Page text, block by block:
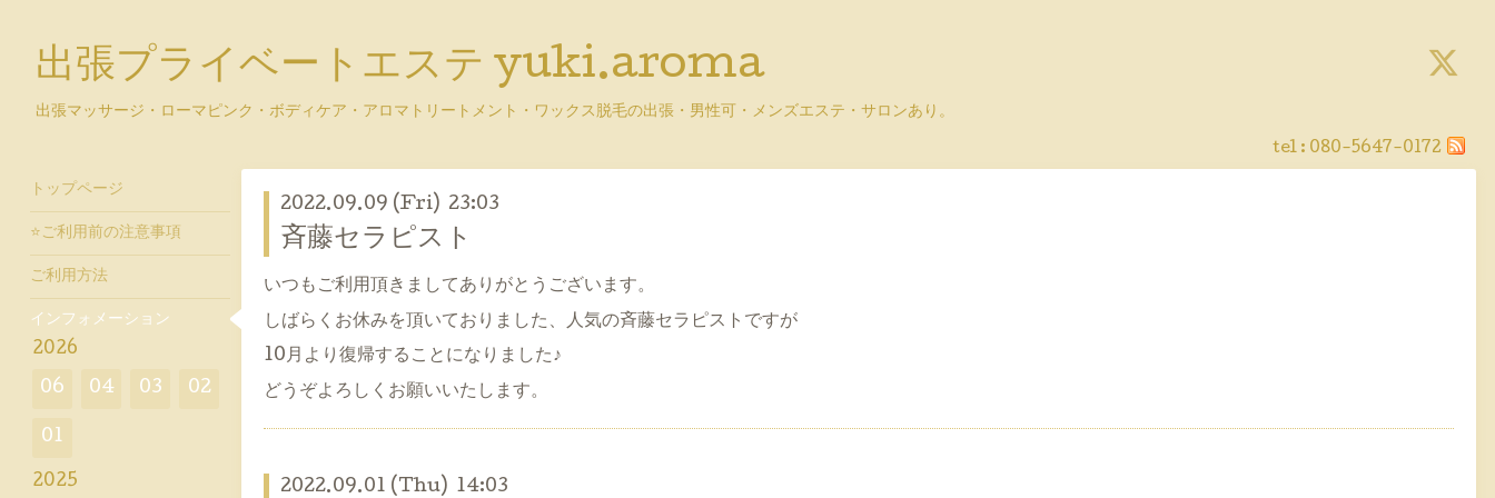
出張プライベートエステ yuki.aroma
出張マッサージ・ローマピンク・ボディケア・アロマトリートメント・ワックス脱毛の出張・男性可・メンズエステ・サロンあり。
tel : 080-5647-0172
2022.09.09 (Fri) 23:03
斉藤セラピスト
いつもご利用頂きましてありがとうございます。
しばらくお休みを頂いておりました、人気の斉藤セラピストですが
10月より復帰することになりました♪
どうぞよろしくお願いいたします。
2022.09.01 (Thu) 14:03
トップページ
⭐ご利用前の注意事項
ご利用方法
インフォメーション
2026
06 04 03 02
01
2025